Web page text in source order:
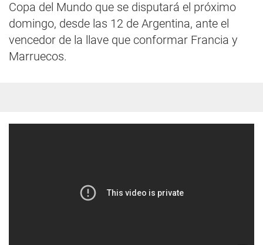
Copa del Mundo que se disputará el próximo
domingo, desde las 12 de Argentina, ante el
vencedor de la llave que conformar Francia y
Marruecos.